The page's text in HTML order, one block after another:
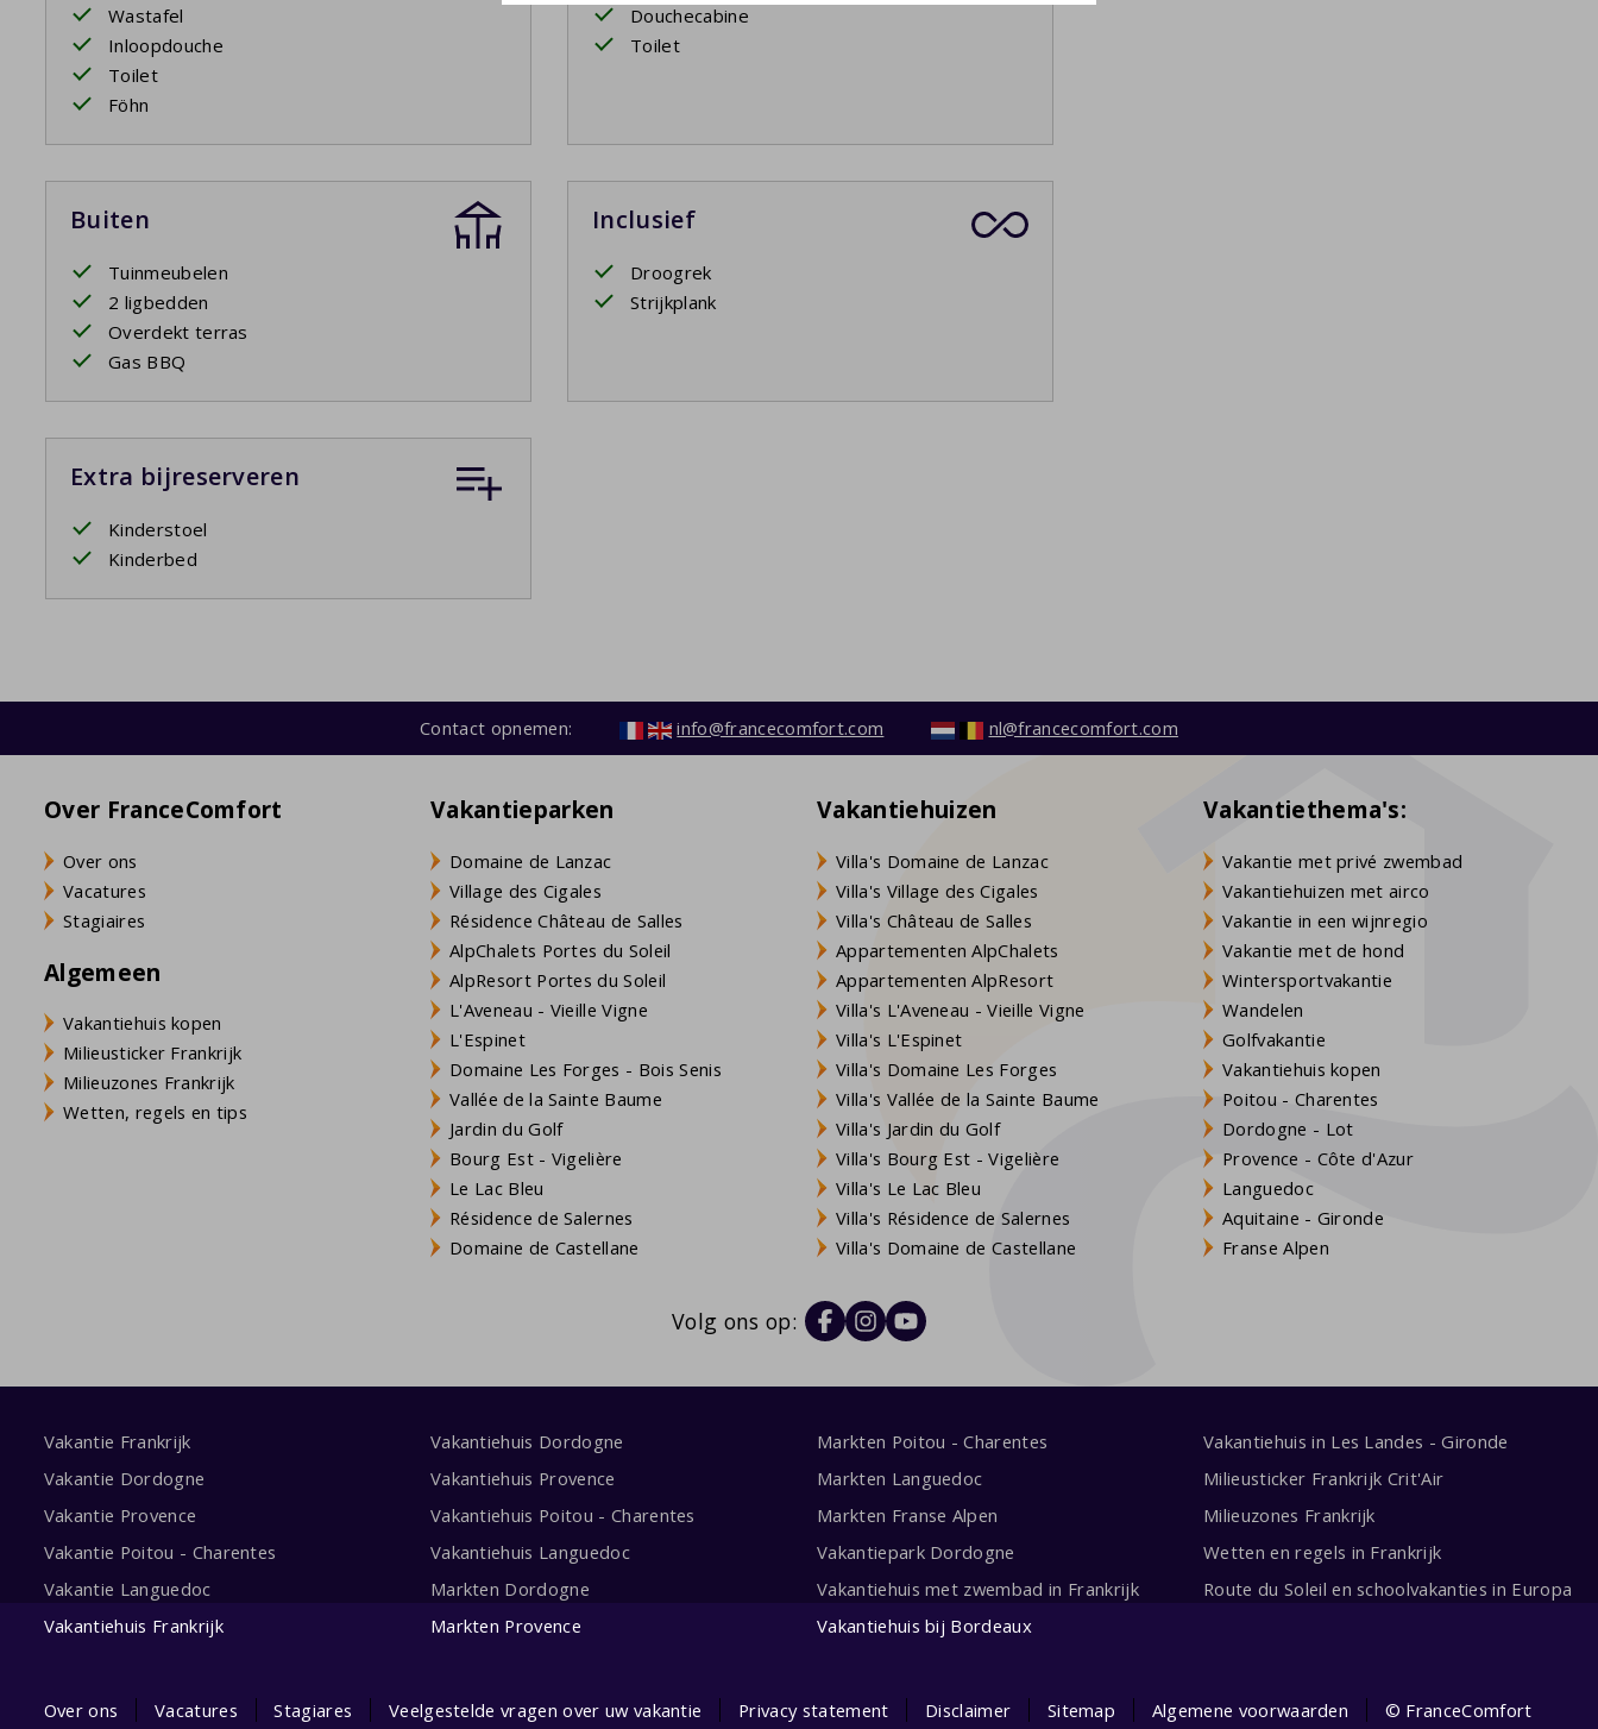
Wastafel
Inloopdouche
Toilet
Föhn
Douchecabine
Toilet
Buiten
Tuinmeubelen
2 ligbedden
Overdekt terras
Gas BBQ
Inclusief
Droogrek
Strijkplank
Extra bijreserveren
Kinderstoel
Kinderbed
Contact opnemen: info@francecomfort.com nl@francecomfort.com
Over FranceComfort
Over ons
Vacatures
Stagiaires
Algemeen
Vakantiehuis kopen
Milieusticker Frankrijk
Milieuzones Frankrijk
Wetten, regels en tips
Vakantieparken
Domaine de Lanzac
Village des Cigales
Résidence Château de Salles
AlpChalets Portes du Soleil
AlpResort Portes du Soleil
L'Aveneau - Vieille Vigne
L'Espinet
Domaine Les Forges - Bois Senis
Vallée de la Sainte Baume
Jardin du Golf
Bourg Est - Vigelière
Le Lac Bleu
Résidence de Salernes
Domaine de Castellane
Vakantiehuizen
Villa's Domaine de Lanzac
Villa's Village des Cigales
Villa's Château de Salles
Appartementen AlpChalets
Appartementen AlpResort
Villa's L'Aveneau - Vieille Vigne
Villa's L'Espinet
Villa's Domaine Les Forges
Villa's Vallée de la Sainte Baume
Villa's Jardin du Golf
Villa's Bourg Est - Vigelière
Villa's Le Lac Bleu
Villa's Résidence de Salernes
Villa's Domaine de Castellane
Vakantiethema's:
Vakantie met privé zwembad
Vakantiehuizen met airco
Vakantie in een wijnregio
Vakantie met de hond
Wintersportvakantie
Wandelen
Golfvakantie
Vakantiehuis kopen
Poitou - Charentes
Dordogne - Lot
Provence - Côte d'Azur
Languedoc
Aquitaine - Gironde
Franse Alpen
Volg ons op:
Vakantie Frankrijk
Vakantie Dordogne
Vakantie Provence
Vakantie Poitou - Charentes
Vakantie Languedoc
Vakantiehuis Frankrijk
Vakantiehuis Dordogne
Vakantiehuis Provence
Vakantiehuis Poitou - Charentes
Vakantiehuis Languedoc
Markten Dordogne
Markten Provence
Markten Poitou - Charentes
Markten Languedoc
Markten Franse Alpen
Vakantiepark Dordogne
Vakantiehuis met zwembad in Frankrijk
Vakantiehuis bij Bordeaux
Vakantiehuis in Les Landes - Gironde
Milieusticker Frankrijk Crit'Air
Milieuzones Frankrijk
Wetten en regels in Frankrijk
Route du Soleil en schoolvakanties in Europa
Over ons Vacatures Stagiares Veelgestelde vragen over uw vakantie Privacy statement Disclaimer Sitemap Algemene voorwaarden © FranceComfort